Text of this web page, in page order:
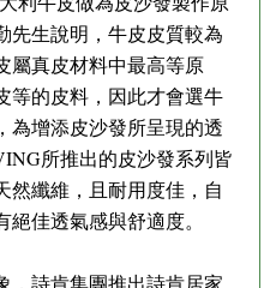
先生說明，牛皮皮質較為
屬真皮材料中最高等原
等的皮料，因此才會選牛
為增添皮沙發所呈現的透
所推出的皮沙發系列皆
然纖維，且耐用度佳，自
佳透氣感與舒適度。
，詩肯集團推出詩肯居家